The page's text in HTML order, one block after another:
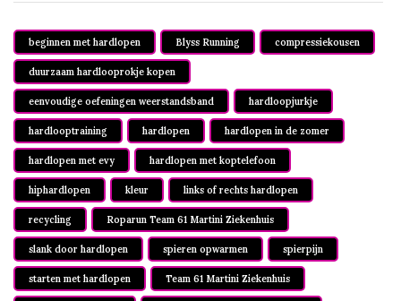
beginnen met hardlopen Blyss Running compressiekousen
duurzaam hardlooprokje kopen
eenvoudige oefeningen weerstandsband hardloopjurkje
hardlooptraining hardlopen hardlopen in de zomer
hardlopen met evy hardlopen met koptelefoon
hiphardlopen kleur links of rechts hardlopen
recycling Roparun Team 61 Martini Ziekenhuis
slank door hardlopen spieren opwarmen spierpijn
starten met hardlopen Team 61 Martini Ziekenhuis